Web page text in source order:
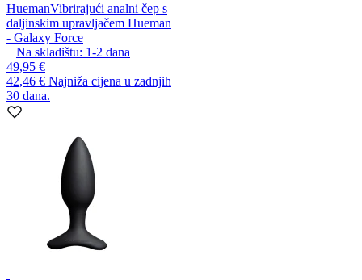
HuemanVibrirajući analni čep s
daljinskim upravljačem Hueman
- Galaxy Force
Na skladištu: 1-2 dana
49,95 €
42,46 € Najniža cijena u zadnjih
30 dana.